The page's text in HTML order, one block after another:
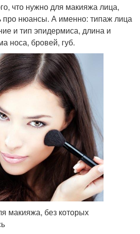
что нужно для макияжа лица,
про нюансы. А именно: типаж лица
и тип эпидермиса, длина и
носа, бровей, губ.
макияжа, без которых